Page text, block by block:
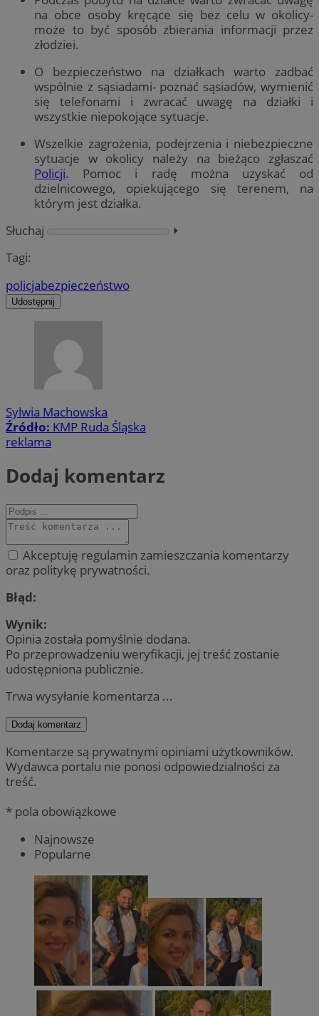
na obce osoby kręcące się bez celu w okolicy-
może to być sposób zbierania informacji przez
złodziei.
O bezpieczeństwo na działkach warto zadbać
wspólnie z sąsiadami- poznać sąsiadów, wymienić
się telefonami i zwracać uwagę na działki i
wszystkie niepokojące sytuacje.
Wszelkie zagrożenia, podejrzenia i niebezpieczne
sytuacje w okolicy należy na bieżąco zgłaszać
Policji. Pomoc i radę można uzyskać od
dzielnicowego, opiekującego się terenem, na
którym jest działka.
Słuchaj
⏵︎
Tagi:
policjabezpieczeństwo
Udostępnij
Sylwia Machowska
Źródło: KMP Ruda Śląska
reklama
Dodaj komentarz
Akceptuję regulamin zamieszczania komentarzy
oraz politykę prywatności.
Błąd:
Wynik:
Opinia została pomyślnie dodana.
Po przeprowadzeniu weryfikacji, jej treść zostanie
udostępniona publicznie.
Trwa wysyłanie komentarza ...
Dodaj komentarz
Komentarze są prywatnymi opiniami użytkowników.
Wydawca portalu nie ponosi odpowiedzialności za
treść.
* pola obowiązkowe
Najnowsze
Popularne